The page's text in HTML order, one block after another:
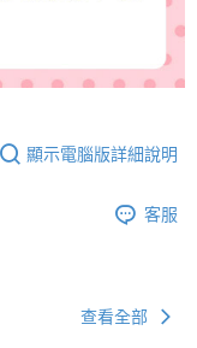
顯示電腦版詳細說明
客服
查看全部